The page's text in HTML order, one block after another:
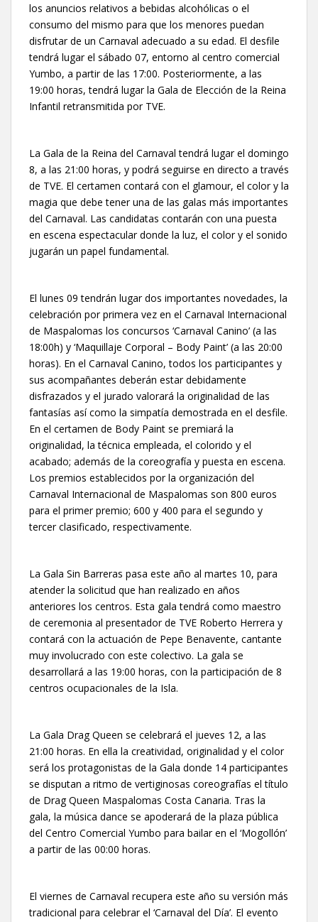
los anuncios relativos a bebidas alcohólicas o el
consumo del mismo para que los menores puedan
disfrutar de un Carnaval adecuado a su edad. El desfile
tendrá lugar el sábado 07, entorno al centro comercial
Yumbo, a partir de las 17:00. Posteriormente, a las
19:00 horas, tendrá lugar la Gala de Elección de la Reina
Infantil retransmitida por TVE.
La Gala de la Reina del Carnaval tendrá lugar el domingo
8, a las 21:00 horas, y podrá seguirse en directo a través
de TVE. El certamen contará con el glamour, el color y la
magia que debe tener una de las galas más importantes
del Carnaval. Las candidatas contarán con una puesta
en escena espectacular donde la luz, el color y el sonido
jugarán un papel fundamental.
El lunes 09 tendrán lugar dos importantes novedades, la
celebración por primera vez en el Carnaval Internacional
de Maspalomas los concursos ‘Carnaval Canino’ (a las
18:00h) y ‘Maquillaje Corporal – Body Paint’ (a las 20:00
horas). En el Carnaval Canino, todos los participantes y
sus acompañantes deberán estar debidamente
disfrazados y el jurado valorará la originalidad de las
fantasías así como la simpatía demostrada en el desfile.
En el certamen de Body Paint se premiará la
originalidad, la técnica empleada, el colorido y el
acabado; además de la coreografía y puesta en escena.
Los premios establecidos por la organización del
Carnaval Internacional de Maspalomas son 800 euros
para el primer premio; 600 y 400 para el segundo y
tercer clasificado, respectivamente.
La Gala Sin Barreras pasa este año al martes 10, para
atender la solicitud que han realizado en años
anteriores los centros. Esta gala tendrá como maestro
de ceremonia al presentador de TVE Roberto Herrera y
contará con la actuación de Pepe Benavente, cantante
muy involucrado con este colectivo. La gala se
desarrollará a las 19:00 horas, con la participación de 8
centros ocupacionales de la Isla.
La Gala Drag Queen se celebrará el jueves 12, a las
21:00 horas. En ella la creatividad, originalidad y el color
será los protagonistas de la Gala donde 14 participantes
se disputan a ritmo de vertiginosas coreografías el título
de Drag Queen Maspalomas Costa Canaria. Tras la
gala, la música dance se apoderará de la plaza pública
del Centro Comercial Yumbo para bailar en el ‘Mogollón’
a partir de las 00:00 horas.
El viernes de Carnaval recupera este año su versión más
tradicional para celebrar el ‘Carnaval del Día’. El evento